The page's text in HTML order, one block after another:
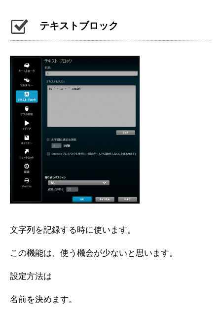
テキストブロック
文字列を記録する時に使います。
この機能は、使う機会が少ないと思います。
設定方法は
名前を決めます。